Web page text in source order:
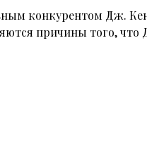
конкурентом Дж.
причины того,